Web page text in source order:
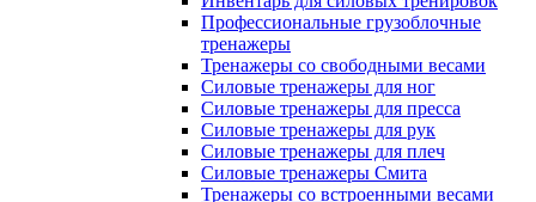
Профессиональные грузоблочные
тренажеры
Тренажеры со свободными весами
Силовые тренажеры для ног
Силовые тренажеры для пресса
Силовые тренажеры для рук
Силовые тренажеры для плеч
Силовые тренажеры Смита
Тренажеры со встроенными весами